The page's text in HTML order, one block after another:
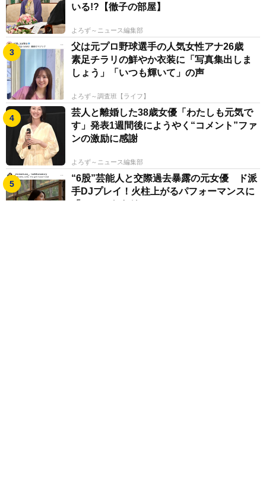
いる!?【徹子の部屋】
よろず～ニュース編集部
父は元プロ野球選手の人気女性アナ26歳
素足チラリの鮮やか衣装に「写真集出しま
しょう」「いつも輝いて」の声
よろず～調査班【ライフ】
芸人と離婚した38歳女優「わたしも元気で
す」発表1週間後にようやく“コメント”ファ
ンの激励に感謝
よろず～ニュース編集部
“6股”芸能人と交際過去暴露の元女優 ド派
手DJプレイ！火柱上がるパフォーマンスに